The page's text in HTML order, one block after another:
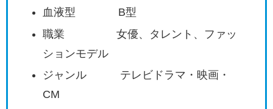
血液型 B型
職業 女優、タレント、ファッ
ションモデル
ジャンル テレビドラマ・映画・
CM